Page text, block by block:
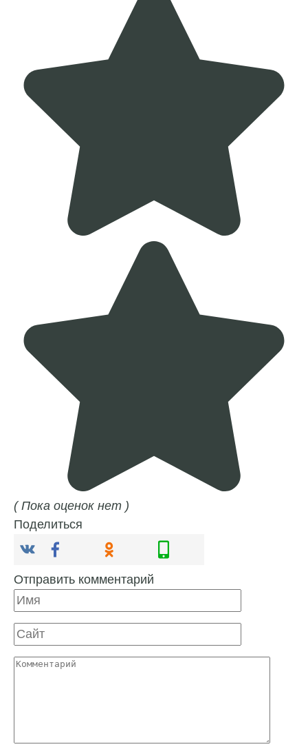
( Пока оценок нет )
Поделиться
Отправить комментарий
Имя
Сайт
Комментарий